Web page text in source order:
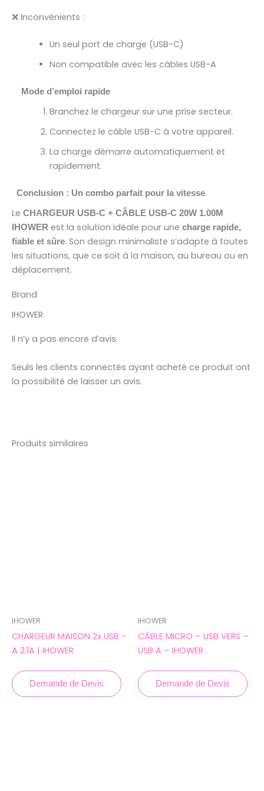
❌ Inconvénients :
Un seul port de charge (USB-C)
Non compatible avec les câbles USB-A
Mode d’emploi rapide
Branchez le chargeur sur une prise secteur.
Connectez le câble USB-C à votre appareil.
La charge démarre automatiquement et
rapidement.
Conclusion : Un combo parfait pour la vitesse
Le CHARGEUR USB-C + CÂBLE USB-C 20W 1.00M
IHOWER est la solution idéale pour une charge rapide,
fiable et sûre. Son design minimaliste s’adapte à toutes
les situations, que ce soit à la maison, au bureau ou en
déplacement.
Brand
IHOWER
Il n’y a pas encore d’avis.
Seuls les clients connectés ayant acheté ce produit ont
la possibilité de laisser un avis.
Produits similaires
IHOWER
CHARGEUR MAISON 2x USB -
A 2.1A | IHOWER
Demande de Devis
IHOWER
CÂBLE MICRO – USB VERS –
USB A – IHOWER
Demande de Devis